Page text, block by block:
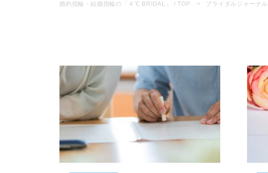
婚約指輪・結婚指輪の「４℃ BRIDAL」 / TOP ブライダルジャーナル